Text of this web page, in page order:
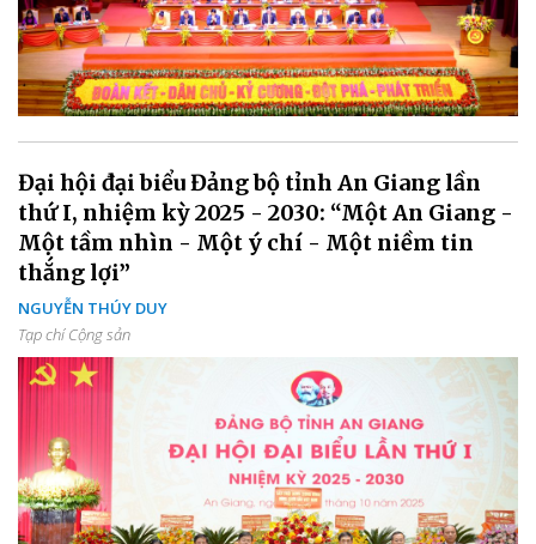
Đại hội đại biểu Đảng bộ tỉnh An Giang lần
thứ I, nhiệm kỳ 2025 - 2030: “Một An Giang -
Một tầm nhìn - Một ý chí - Một niềm tin
thắng lợi”
NGUYỄN THÚY DUY
Tạp chí Cộng sản